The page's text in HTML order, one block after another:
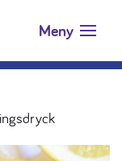
Meny